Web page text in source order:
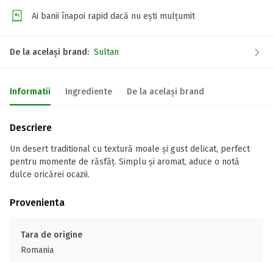
Ai banii înapoi rapid dacă nu ești mulțumit
De la același brand: Sultan
Informatii Ingrediente De la același brand
Descriere
Un desert traditional cu textură moale și gust delicat, perfect
pentru momente de răsfăț. Simplu și aromat, aduce o notă
dulce oricărei ocazii.
Provenienta
Tara de origine
Romania